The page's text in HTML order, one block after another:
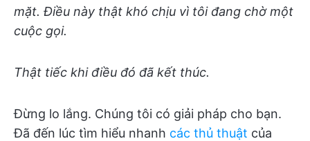
mặt. Điều này thật khó chịu vì tôi đang chờ một
cuộc gọi.
Thật tiếc khi điều đó đã kết thúc.
Đừng lo lắng. Chúng tôi có giải pháp cho bạn.
Đã đến lúc tìm hiểu nhanh các thủ thuật của